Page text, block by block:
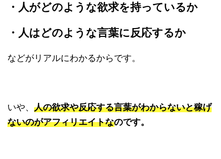
・人がどのような欲求を持っているか
・人はどのような言葉に反応するか
などがリアルにわかるからです。
いや、 人の欲求や反応する言葉がわからないと稼げ
ないのがアフィリエイトなのです。